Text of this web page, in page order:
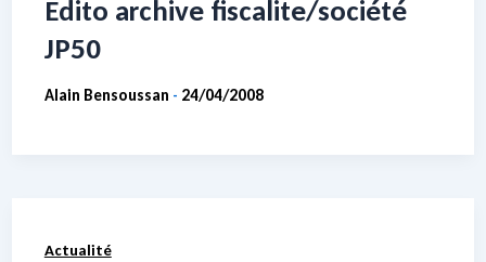
Edito archive fiscalite/société
JP50
Alain Bensoussan - 24/04/2008
Actualité